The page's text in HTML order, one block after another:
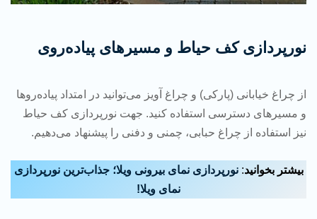
نورپردازی کف حیاط و مسیرهای پیاده‌روی
از چراغ خیابانی (پارکی) و چراغ آویز می‌توانید در امتداد پیاده‌روها
و مسیرهای دسترسی استفاده کنید. جهت نورپردازی کف حیاط
نیز استفاده از چراغ حبابی، چمنی و دفنی را پیشنهاد می‌دهیم.
بیشتر بخوانید: نورپردازی نمای بیرونی ویلا؛ جذاب‌ترین نورپردازی
نمای ویلا!